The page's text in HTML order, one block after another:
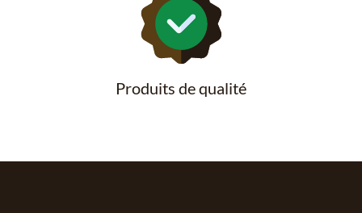
Produits de qualité